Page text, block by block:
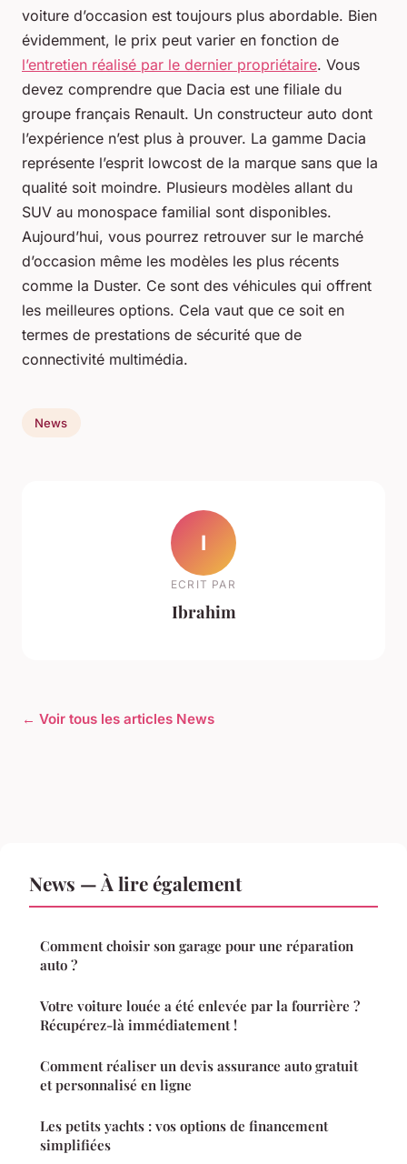
voiture d’occasion est toujours plus abordable. Bien
évidemment, le prix peut varier en fonction de
l’entretien réalisé par le dernier propriétaire. Vous
devez comprendre que Dacia est une filiale du
groupe français Renault. Un constructeur auto dont
l’expérience n’est plus à prouver. La gamme Dacia
représente l’esprit lowcost de la marque sans que la
qualité soit moindre. Plusieurs modèles allant du
SUV au monospace familial sont disponibles.
Aujourd’hui, vous pourrez retrouver sur le marché
d’occasion même les modèles les plus récents
comme la Duster. Ce sont des véhicules qui offrent
les meilleures options. Cela vaut que ce soit en
termes de prestations de sécurité que de
connectivité multimédia.
News
I
ECRIT PAR
Ibrahim
← Voir tous les articles News
News — À lire également
Comment choisir son garage pour une réparation
auto ?
Votre voiture louée a été enlevée par la fourrière ?
Récupérez-là immédiatement !
Comment réaliser un devis assurance auto gratuit
et personnalisé en ligne
Les petits yachts : vos options de financement
simplifiées